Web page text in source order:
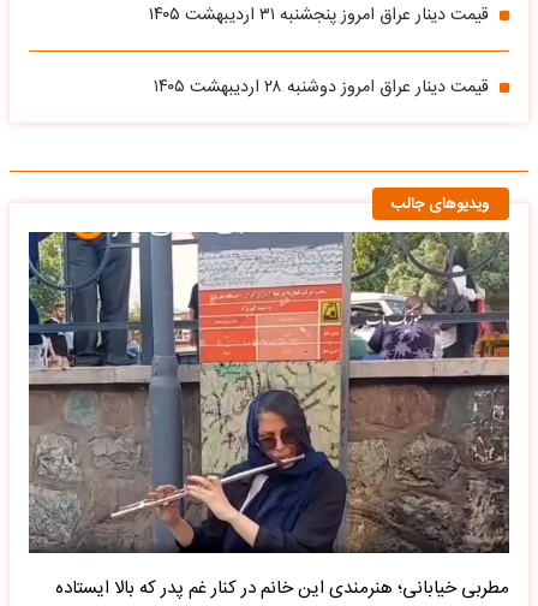
قیمت دینار عراق امروز پنجشنبه ۳۱ اردیبهشت ۱۴۰۵
قیمت دینار عراق امروز دوشنبه ۲۸ اردیبهشت ۱۴۰۵
ویدیوهای جالب
مطربی خیابانی؛ هنرمندی این خانم در کنار غم پدر که بالا ایستاده